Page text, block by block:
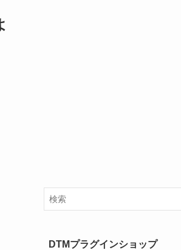
DTMプラグインショップ